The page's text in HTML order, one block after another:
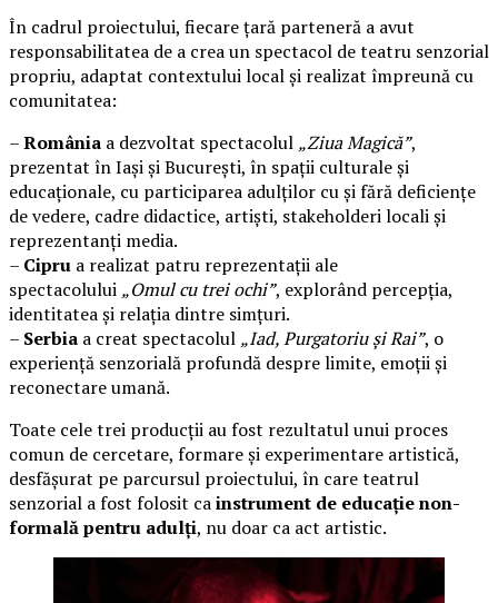
În cadrul proiectului, fiecare țară parteneră a avut
responsabilitatea de a crea un spectacol de teatru senzorial
propriu, adaptat contextului local și realizat împreună cu
comunitatea:
–România a dezvoltat spectacolul „Ziua Magică”,
prezentat în Iași și București, în spații culturale și
educaționale, cu participarea adulților cu și fără deficiențe
de vedere, cadre didactice, artiști, stakeholderi locali și
reprezentanți media.
– Cipru a realizat patru reprezentații ale
spectacolului „Omul cu trei ochi”, explorând percepția,
identitatea și relația dintre simțuri.
– Serbia a creat spectacolul „Iad, Purgatoriu și Rai”, o
experiență senzorială profundă despre limite, emoții și
reconectare umană.
Toate cele trei producții au fost rezultatul unui proces
comun de cercetare, formare și experimentare artistică,
desfășurat pe parcursul proiectului, în care teatrul
senzorial a fost folosit cainstrument de educație non-
formală pentru adulți, nu doar ca act artistic.